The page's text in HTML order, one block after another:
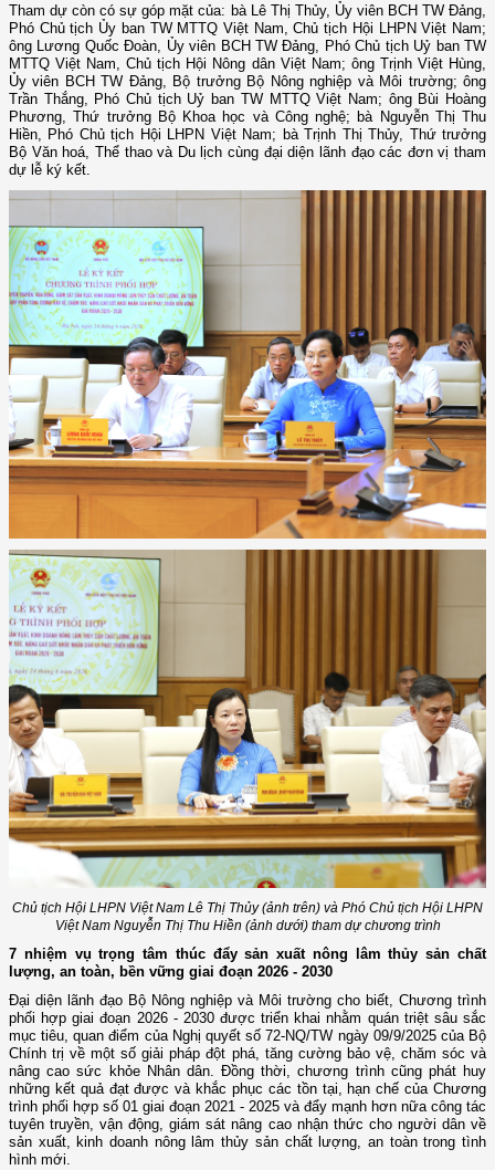
Tham dự còn có sự góp mặt của: bà Lê Thị Thủy, Ủy viên BCH TW Đảng,
Phó Chủ tịch Ủy ban TW MTTQ Việt Nam, Chủ tịch Hội LHPN Việt Nam;
ông Lương Quốc Đoàn, Ủy viên BCH TW Đảng, Phó Chủ tịch Uỷ ban TW
MTTQ Việt Nam, Chủ tịch Hội Nông dân Việt Nam; ông Trịnh Việt Hùng,
Ủy viên BCH TW Đảng, Bộ trưởng Bộ Nông nghiệp và Môi trường; ông
Trần Thắng, Phó Chủ tịch Uỷ ban TW MTTQ Việt Nam; ông Bùi Hoàng
Phương, Thứ trưởng Bộ Khoa học và Công nghệ; bà Nguyễn Thị Thu
Hiền, Phó Chủ tịch Hội LHPN Việt Nam; bà Trịnh Thị Thủy, Thứ trưởng
Bộ Văn hoá, Thể thao và Du lịch cùng đại diện lãnh đạo các đơn vị tham
dự lễ ký kết.
Chủ tịch Hội LHPN Việt Nam Lê Thị Thủy (ảnh trên) và Phó Chủ tịch Hội LHPN
Việt Nam Nguyễn Thị Thu Hiền (ảnh dưới) tham dự chương trình
7 nhiệm vụ trọng tâm thúc đẩy sản xuất nông lâm thủy sản chất
lượng, an toàn, bền vững giai đoạn 2026 - 2030
Đại diện lãnh đạo Bộ Nông nghiệp và Môi trường cho biết, Chương trình
phối hợp giai đoạn 2026 - 2030 được triển khai nhằm quán triệt sâu sắc
mục tiêu, quan điểm của Nghị quyết số 72-NQ/TW ngày 09/9/2025 của Bộ
Chính trị về một số giải pháp đột phá, tăng cường bảo vệ, chăm sóc và
nâng cao sức khỏe Nhân dân. Đồng thời, chương trình cũng phát huy
những kết quả đạt được và khắc phục các tồn tại, hạn chế của Chương
trình phối hợp số 01 giai đoạn 2021 - 2025 và đẩy mạnh hơn nữa công tác
tuyên truyền, vận động, giám sát nâng cao nhận thức cho người dân về
sản xuất, kinh doanh nông lâm thủy sản chất lượng, an toàn trong tình
hình mới.